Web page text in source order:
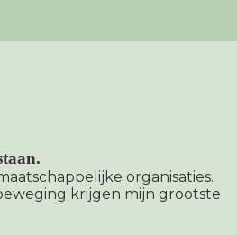
organisaties.
krijgen mijn grootste